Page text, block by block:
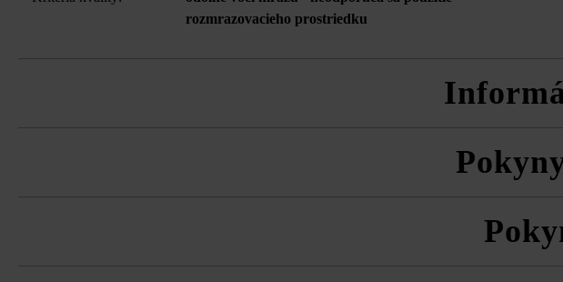
rozmrazovacieho prostriedku
Dodržujte prosím pokyny na inštaláciu a technické listy